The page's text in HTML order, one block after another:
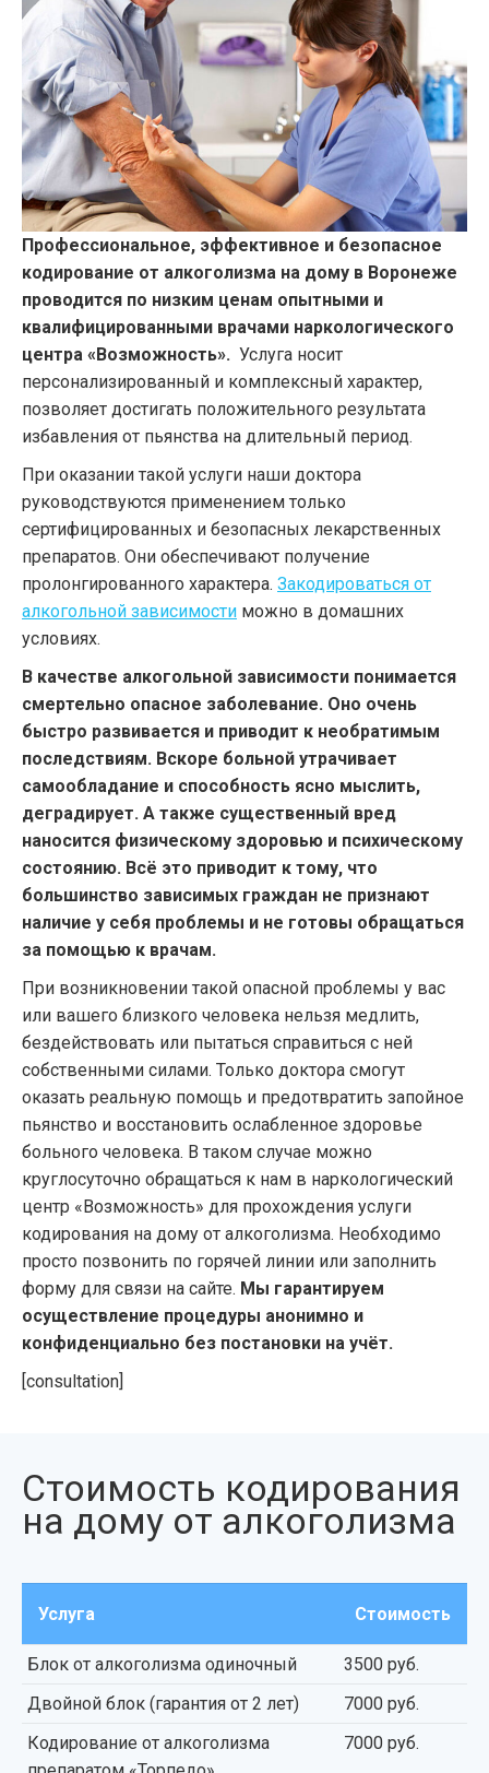
Профессиональное, эффективное и безопасное
кодирование от алкоголизма на дому в Воронеже
проводится по низким ценам опытными и
квалифицированными врачами наркологического
центра «Возможность». Услуга носит
персонализированный и комплексный характер,
позволяет достигать положительного результата
избавления от пьянства на длительный период.
При оказании такой услуги наши доктора
руководствуются применением только
сертифицированных и безопасных лекарственных
препаратов. Они обеспечивают получение
пролонгированного характера. Закодироваться от
алкогольной зависимости можно в домашних
условиях.
В качестве алкогольной зависимости понимается
смертельно опасное заболевание. Оно очень
быстро развивается и приводит к необратимым
последствиям. Вскоре больной утрачивает
самообладание и способность ясно мыслить,
деградирует. А также существенный вред
наносится физическому здоровью и психическому
состоянию. Всё это приводит к тому, что
большинство зависимых граждан не признают
наличие у себя проблемы и не готовы обращаться
за помощью к врачам.
При возникновении такой опасной проблемы у вас
или вашего близкого человека нельзя медлить,
бездействовать или пытаться справиться с ней
собственными силами. Только доктора смогут
оказать реальную помощь и предотвратить запойное
пьянство и восстановить ослабленное здоровье
больного человека. В таком случае можно
круглосуточно обращаться к нам в наркологический
центр «Возможность» для прохождения услуги
кодирования на дому от алкоголизма. Необходимо
просто позвонить по горячей линии или заполнить
форму для связи на сайте. Мы гарантируем
осуществление процедуры анонимно и
конфиденциально без постановки на учёт.
[consultation]
Стоимость кодирования
на дому от алкоголизма
Услуга Стоимость
Блок от алкоголизма одиночный
3500 руб.
Двойной блок (гарантия от 2 лет)
7000 руб.
Кодирование от алкоголизма
7000 руб.